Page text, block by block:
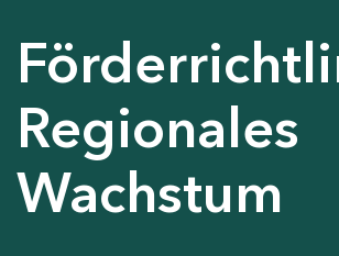
Regionales
Wachstum